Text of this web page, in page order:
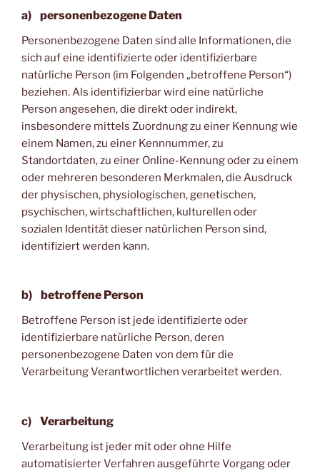
a) personenbezogene Daten
Personenbezogene Daten sind alle Informationen, die
sich auf eine identifizierte oder identifizierbare
natürliche Person (im Folgenden „betroffene Person“)
beziehen. Als identifizierbar wird eine natürliche
Person angesehen, die direkt oder indirekt,
insbesondere mittels Zuordnung zu einer Kennung wie
einem Namen, zu einer Kennnummer, zu
Standortdaten, zu einer Online-Kennung oder zu einem
oder mehreren besonderen Merkmalen, die Ausdruck
der physischen, physiologischen, genetischen,
psychischen, wirtschaftlichen, kulturellen oder
sozialen Identität dieser natürlichen Person sind,
identifiziert werden kann.
b) betroffene Person
Betroffene Person ist jede identifizierte oder
identifizierbare natürliche Person, deren
personenbezogene Daten von dem für die
Verarbeitung Verantwortlichen verarbeitet werden.
c) Verarbeitung
Verarbeitung ist jeder mit oder ohne Hilfe
automatisierter Verfahren ausgeführte Vorgang oder